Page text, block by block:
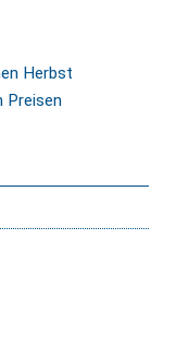
Herbst
Preisen